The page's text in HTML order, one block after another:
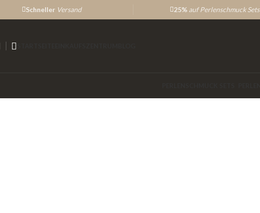
Schneller Versand 25% auf Perlenschmuck Sets